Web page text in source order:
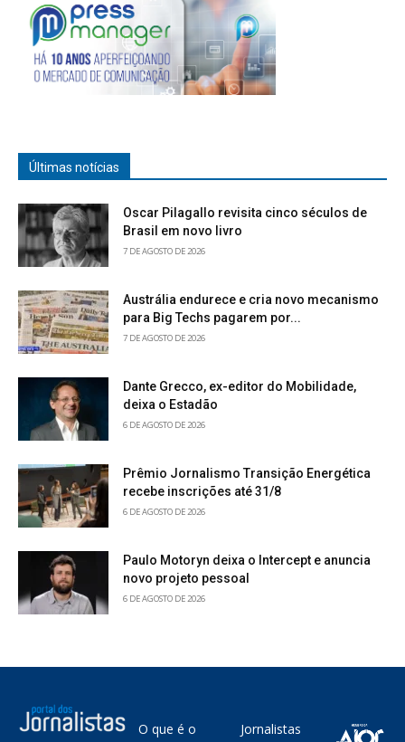
Últimas notícias
Oscar Pilagallo revisita cinco séculos de
Brasil em novo livro
7 DE AGOSTO DE 2026
Austrália endurece e cria novo mecanismo
para Big Techs pagarem por...
7 DE AGOSTO DE 2026
Dante Grecco, ex-editor do Mobilidade,
deixa o Estadão
6 DE AGOSTO DE 2026
Prêmio Jornalismo Transição Energética
recebe inscrições até 31/8
6 DE AGOSTO DE 2026
Paulo Motoryn deixa o Intercept e anuncia
novo projeto pessoal
6 DE AGOSTO DE 2026
O que é o Jornalistas